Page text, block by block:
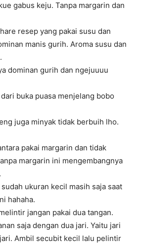
gabus keju. Tanpa margarin dan
resep yang pakai susu dan
manis gurih. Aroma susu dan
dominan gurih dan ngejuuuu
buka puasa menjelang bobo
juga minyak tidak berbuih lho.
pakai margarin dan tidak
margarin ini mengembangnya
ukuran kecil masih saja saat
hahaha.
jangan pakai dua tangan.
saja dengan dua jari. Yaitu jari
Ambil secubit kecil lalu pelintir